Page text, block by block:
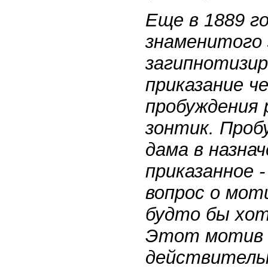
Еще в 1889
знаменитого
приказание
зонтик.
дама в
приказанное
вопрос о
будто бы
Этот мотив